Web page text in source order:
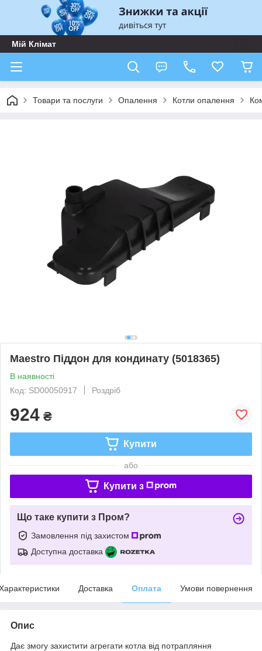
Мій Клімат
Товари та послуги Опалення Котли опалення
Maestro Піддон для кондинату (5018365)
В наявності
Код: SD00050917
Роздріб
924 ₴
Купити
або
Купити з
Що таке купити з Пром?
Замовлення під захистом
Доступна доставка
Доставка Оплата Умови повернення
Опис
Дає змогу захистити агрегати котла від потрапляння